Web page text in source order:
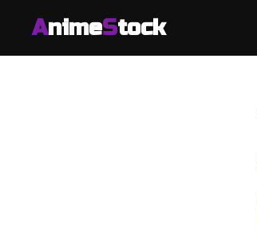
AnimeStock